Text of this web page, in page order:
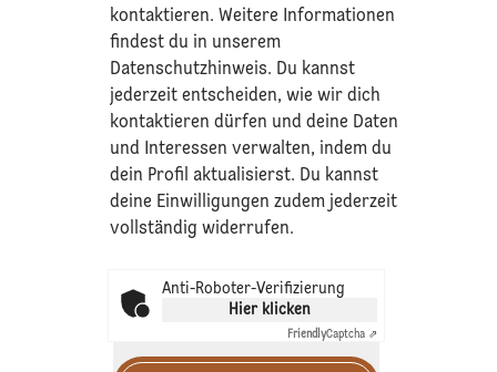
kontaktieren. Weitere Informationen
findest du in unserem
Datenschutzhinweis. Du kannst
jederzeit entscheiden, wie wir dich
kontaktieren dürfen und deine Daten
und Interessen verwalten, indem du
dein Profil aktualisierst. Du kannst
deine Einwilligungen zudem jederzeit
vollständig widerrufen.
Anti-Roboter-Verifizierung
Hier klicken
FriendlyCaptcha ⇗